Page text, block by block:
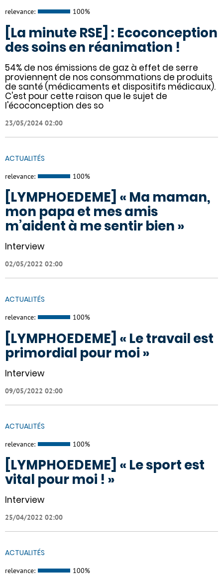
relevance: 100%
[La minute RSE] : Ecoconception
des soins en réanimation !
54% de nos émissions de gaz à effet de serre
proviennent de nos consommations de produits
de santé (médicaments et dispositifs médicaux).
C'est pour cette raison que le sujet de
l'écoconception des so
23/05/2024 02:00
ACTUALITÉS
relevance: 100%
[LYMPHOEDEME] « Ma maman,
mon papa et mes amis
m’aident à me sentir bien »
Interview
02/05/2022 02:00
ACTUALITÉS
relevance: 100%
[LYMPHOEDEME] « Le travail est
primordial pour moi »
Interview
09/05/2022 02:00
ACTUALITÉS
relevance: 100%
[LYMPHOEDEME] « Le sport est
vital pour moi ! »
Interview
25/04/2022 02:00
ACTUALITÉS
relevance: 100%